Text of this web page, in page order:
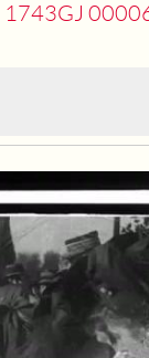
1743GJ 00006 - A L'ECOLE